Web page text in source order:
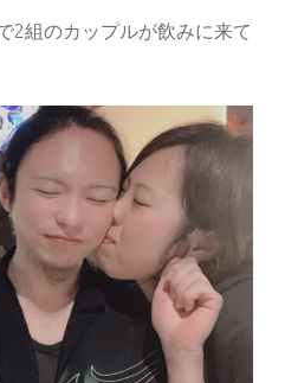
2組のカップルが飲みに来て